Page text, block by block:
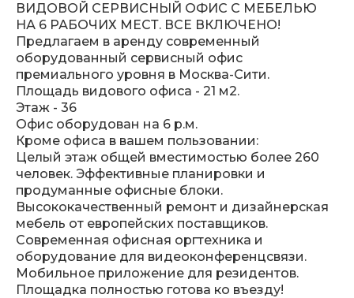
ВИДОВОЙ СЕРВИСНЫЙ ОФИС С МЕБЕЛЬЮ
НА 6 РАБОЧИХ МЕСТ. ВСЕ ВКЛЮЧЕНО!
Предлагаем в аренду современный
оборудованный сервисный офис
премиального уровня в Москва-Сити.
Площадь видового офиса - 21 м2.
Этаж - 36
Офис оборудован на 6 р.м.
Кроме офиса в вашем пользовании:
Целый этаж общей вместимостью более 260
человек. Эффективные планировки и
продуманные офисные блоки.
Высококачественный ремонт и дизайнерская
мебель от европейских поставщиков.
Современная офисная оргтехника и
оборудование для видеоконференцсвязи.
Мобильное приложение для резидентов.
Площадка полностью готова ко въезду!